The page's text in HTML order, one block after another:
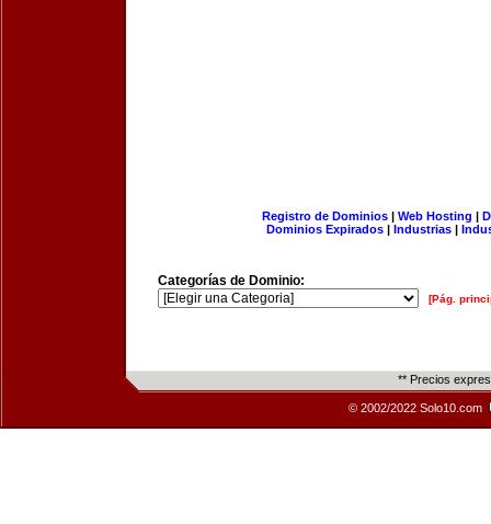
Registro de Dominios| Web Hosting |
Dominios Expirados | Industrias |
Categorías de Dominio:
[Pág.
** Precios
© 2002/2022 Solo10.com